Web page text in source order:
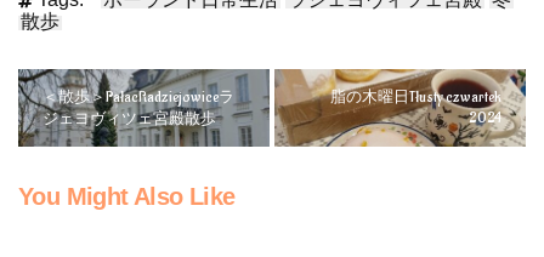
散歩
＜散歩＞PałacRadziejowiceラ
ジェヨヴィツェ宮殿散歩
脂の木曜日Tłusty czwartek
2024
You Might Also Like